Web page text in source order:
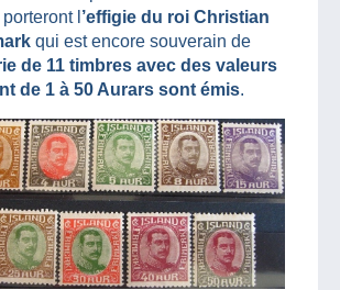
l ’effigie du roi Christian
qui est encore souverain de
de 11 timbres avec des valeurs
de 1 à 50 Aurars sont émis.